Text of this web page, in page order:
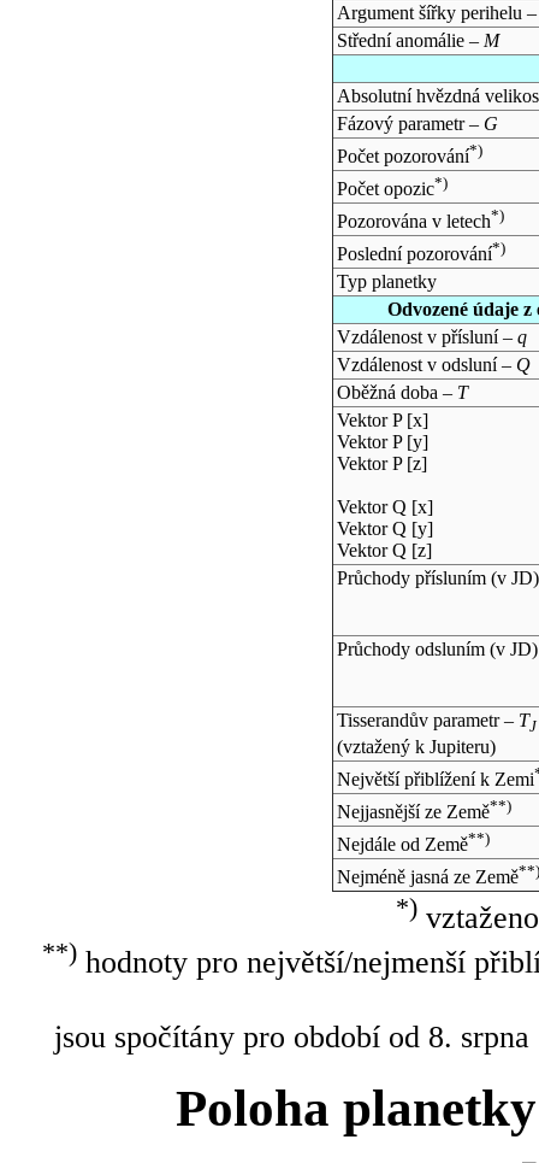
Argument šířky perihelu
Střední anomálie – M
Absolutní hvězdná
Fázový parametr – G
Počet pozorování*)
Počet opozic*)
Pozorována v letech*)
Poslední pozorování*)
Typ planetky
Odvozené údaje
Vzdálenost v přísluní – q
Vzdálenost v odsluní – Q
Oběžná doba – T
Vektor P [x]
Vektor P [y]
Vektor P [z]
Vektor Q [x]
Vektor Q [y]
Vektor Q [z]
Průchody přísluním (v JD)
Průchody odsluním (v JD)
Tisserandův parametr – TJ
(vztažený k Jupiteru)
Největší přiblížení k Zemi
Nejjasnější ze Země**)
Nejdále od Země**)
Nejméně jasná ze Země**)
*)
**)hodnoty pro největší/nejmenší
jsou spočítány pro období od 8.
Poloha